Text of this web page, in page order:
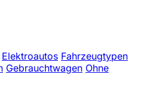
Elektroautos Fahrzeugtypen
Gebrauchtwagen Ohne